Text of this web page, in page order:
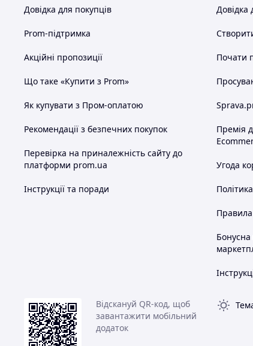
Довідка для покупців
Prom-підтримка
Акційні пропозиції
Що таке «Купити з Prom»
Як купувати з Пром-оплатою
Рекомендації з безпечних покупок
Перевірка на приналежність сайту до
платформи prom.ua
Інструкції та поради
Довідка
Почати
Премія
Угода
Відскануй QR-код, щоб
завантажити мобільний
додаток